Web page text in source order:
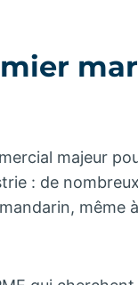
majeur
: de
même